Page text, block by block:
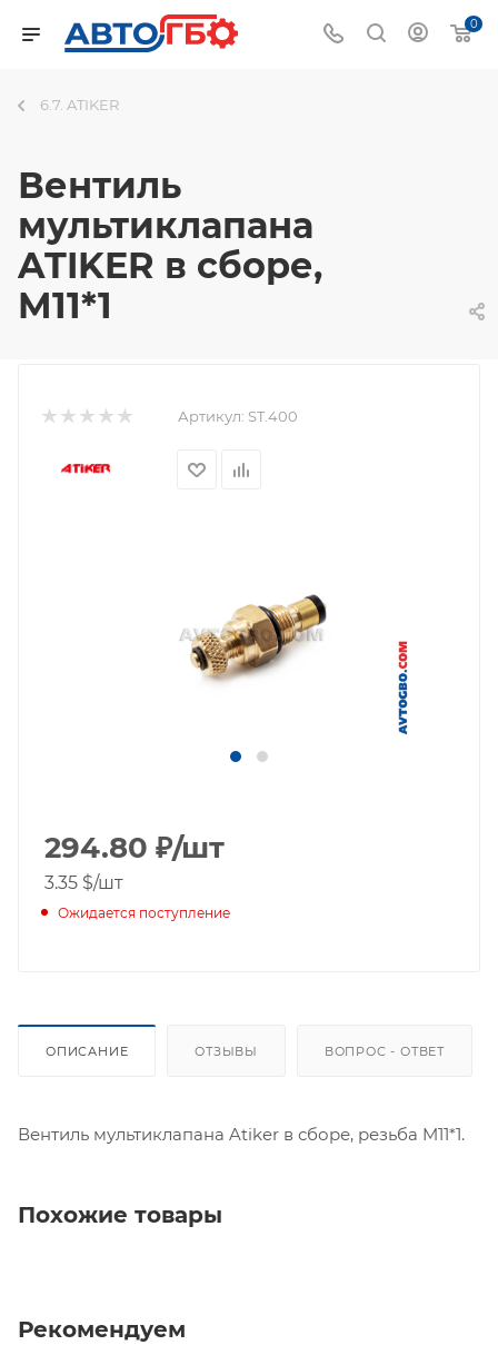
0
6.7. ATIKER
Вентиль
мультиклапана
ATIKER в сборе,
M11*1
Артикул: ST.400
294.80 ₽/шт
3.35 $/шт
Ожидается поступление
ОПИСАНИЕ ОТЗЫВЫ ВОПРОС - ОТВЕТ
Вентиль мультиклапана Atiker в сборе, резьба M11*1.
Похожие товары
Рекомендуем